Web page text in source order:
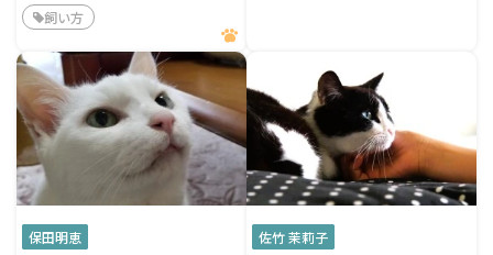
飼い方
保田明恵
佐竹 茉莉子